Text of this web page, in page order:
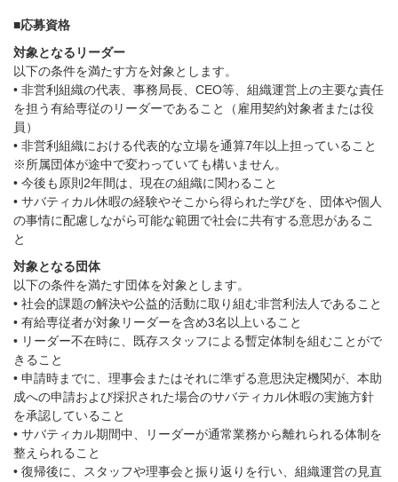
■応募資格
対象となるリーダー
以下の条件を満たす方を対象とします。
• 非営利組織の代表、事務局長、CEO等、組織運営上の主要な責任
を担う有給専従のリーダーであること（雇用契約対象者または役
員）
• 非営利組織における代表的な立場を通算7年以上担っていること
※所属団体が途中で変わっていても構いません。
• 今後も原則2年間は、現在の組織に関わること
• サバティカル休暇の経験やそこから得られた学びを、団体や個人
の事情に配慮しながら可能な範囲で社会に共有する意思があるこ
と
対象となる団体
以下の条件を満たす団体を対象とします。
• 社会的課題の解決や公益的活動に取り組む非営利法人であること
• 有給専従者が対象リーダーを含め3名以上いること
• リーダー不在時に、既存スタッフによる暫定体制を組むことがで
きること
• 申請時までに、理事会またはそれに準ずる意思決定機関が、本助
成への申請および採択された場合のサバティカル休暇の実施方針
を承認していること
• サバティカル期間中、リーダーが通常業務から離れられる体制を
整えられること
• 復帰後に、スタッフや理事会と振り返りを行い、組織運営の見直